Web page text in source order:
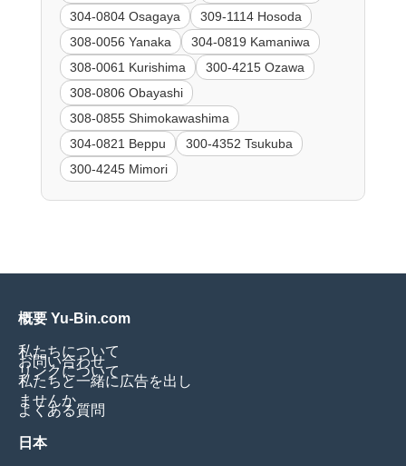
304-0804 Osagaya
309-1114 Hosoda
308-0056 Yanaka
304-0819 Kamaniwa
308-0061 Kurishima
300-4215 Ozawa
308-0806 Obayashi
308-0855 Shimokawashima
304-0821 Beppu
300-4352 Tsukuba
300-4245 Mimori
概要 Yu-Bin.com
私たちについて
お問い合わせ
リンクについて
私たちと一緒に広告を出し
ませんか
よくある質問
日本